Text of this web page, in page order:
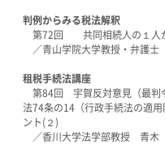
判例からみる税法解釈
第72回 共同相続人の１人
／青山学院大学教授・弁護
租税手続法講座
第84回 宇賀反対意見（最判
法74条の14（行政手続法の適
ント(２)
／香川大学法学部教授 青